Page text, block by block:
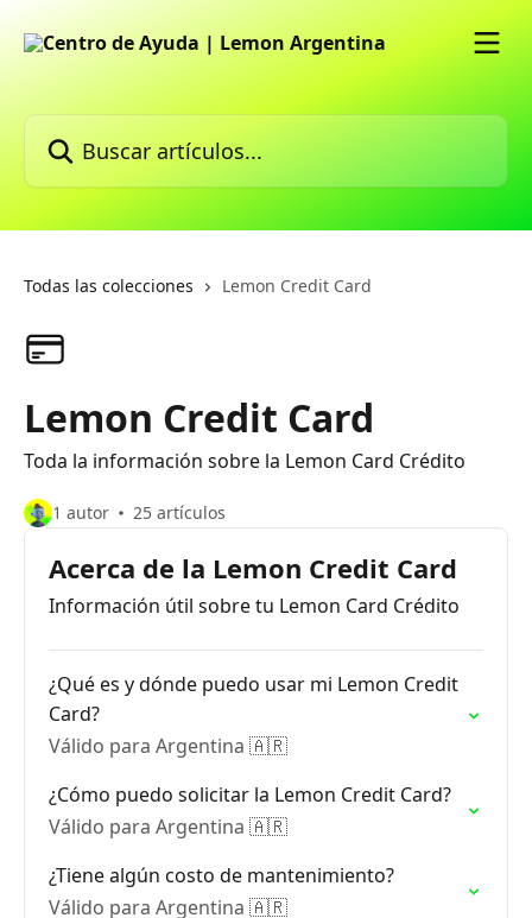
Todas las colecciones Lemon Credit Card
Lemon Credit Card
Toda la información sobre la Lemon Card Crédito
1 autor 25 artículos
Acerca de la Lemon Credit Card
Información útil sobre tu Lemon Card Crédito
¿Qué es y dónde puedo usar mi Lemon Credit
Card?
Válido para Argentina 🇦🇷
¿Cómo puedo solicitar la Lemon Credit Card?
Válido para Argentina 🇦🇷
¿Tiene algún costo de mantenimiento?
Válido para Argentina 🇦🇷